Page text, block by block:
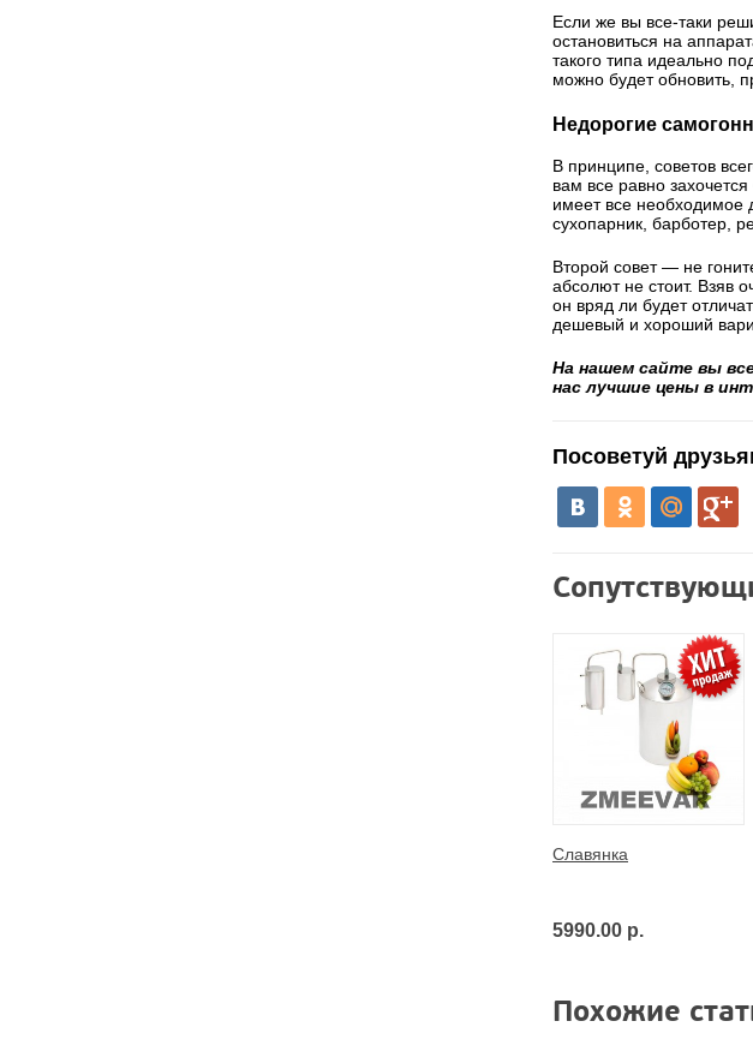
Если же вы все-таки
остановиться на
такого типа идеально
можно будет обновить,
Недорогие
В принципе, советов
вам все равно
имеет все необходимое
сухопарник, барботер,
Второй совет — не
абсолют не стоит. Взяв
он вряд ли будет
дешевый и хороший
На нашем сайте вы
нас лучшие цены в
Посоветуй
Славянка
5990.00 р.
Похожие